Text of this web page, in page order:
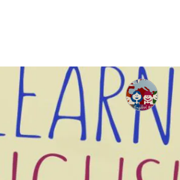
School
Jordi s/n, 08390, Montgat, Barcelona
CÓMO LLEGAR ESCRÍBENOS